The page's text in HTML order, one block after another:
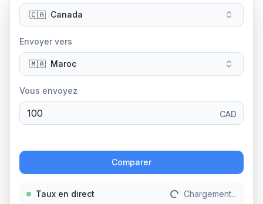
🇨🇦 Canada
Envoyer vers
🇲🇦 Maroc
Vous envoyez
CAD
Comparer
Taux en direct Chargement...